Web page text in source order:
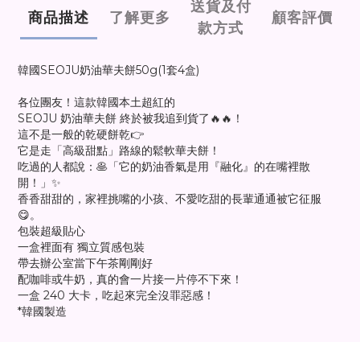
商品描述 了解更多
送貨及付
款方式
顧客評價
韓國SEOJU奶油華夫餅50g(1套4盒)
各位團友！這款韓國本土超紅的
SEOJU 奶油華夫餅 終於被我追到貨了🔥🔥！
這不是一般的乾硬餅乾👉
它是走「高級甜點」路線的鬆軟華夫餅！
吃過的人都說：🥞「它的奶油香氣是用『融化』的在嘴裡散
開！」✨
香香甜甜的，家裡挑嘴的小孩、不愛吃甜的長輩通通被它征服
😋。
包裝超級貼心
一盒裡面有 獨立質感包裝
帶去辦公室當下午茶剛剛好
配咖啡或牛奶，真的會一片接一片停不下來！
一盒 240 大卡，吃起來完全沒罪惡感！
*韓國製造